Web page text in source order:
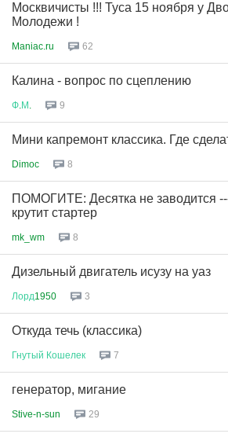
Москвичисты !!! Туса 15 ноября у
Молодежи !
Maniac.ru 62
Калина - вопрос по сцеплению
Ф М 9
Мини капремонт классика. Где
Dimoc 8
ПОМОГИТЕ: Десятка не заводится
крутит стартер
mk_wm 8
Дизельный двигатель исузу на уаз
Лорд1950 3
Откуда течь (классика)
Гнутый Кошелек 7
генератор, мигание
Stive-n-sun 29